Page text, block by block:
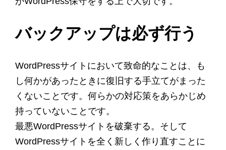
バックアップは必ず行う
WordPressサイトにおいて致命的なことは、も
し何かがあったときに復旧する手立てがまった
くないことです。何らかの対応策をあらかじめ
持っていないことです。
最悪WordPressサイトを破棄する。そして
WordPressサイトを全く新しく作り直すことに